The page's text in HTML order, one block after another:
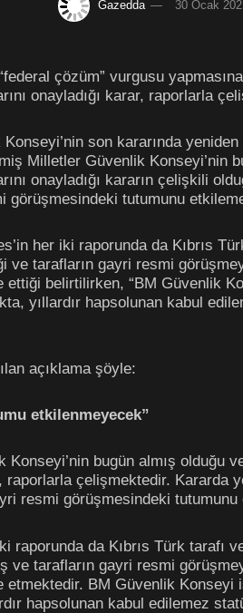
Gazedda 30 Ocak
çözüm” vurgusu
onayladığı karar, raporlarla
son kararında yeniden
Milletler Güvenlik Konseyi’nin
onayladığı kararın çelişkili
görüşmesindeki tutumunu
her iki raporunda da Kıbrıs
ve tarafların gayri resmi
belirtilirken, “BM Güvenlik
yıllardır hapsolunan kabul
açıklama şöyle:
etkilenmeyecek”
bugün almış olduğu
raporlarla çelişmektedir. Kararda
resmi görüşmesindeki
raporunda da Kıbrıs Türk tarafı
ve tarafların gayri resmi
BM Güvenlik Konseyi
hapsolunan kabul edilemez